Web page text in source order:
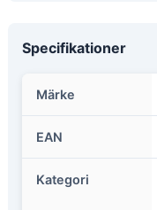
Specifikationer
Märke
EAN
Kategori